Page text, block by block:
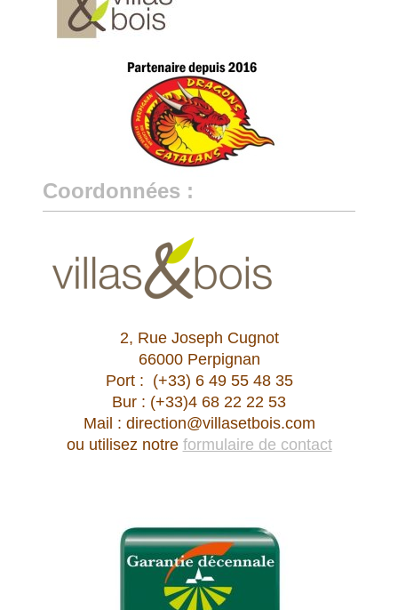
Coordonnées :
2, Rue Joseph Cugnot
66000 Perpignan
Port : (+33) 6 49 55 48 35
Bur : (+33)4 68 22 22 53
Mail : direction@villasetbois.com
ou utilisez notre formulaire de contact